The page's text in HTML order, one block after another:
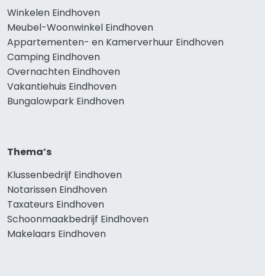
Winkelen Eindhoven
Meubel-Woonwinkel Eindhoven
Appartementen- en Kamerverhuur Eindhoven
Camping Eindhoven
Overnachten Eindhoven
Vakantiehuis Eindhoven
Bungalowpark Eindhoven
Thema’s
Klussenbedrijf Eindhoven
Notarissen Eindhoven
Taxateurs Eindhoven
Schoonmaakbedrijf Eindhoven
Makelaars Eindhoven